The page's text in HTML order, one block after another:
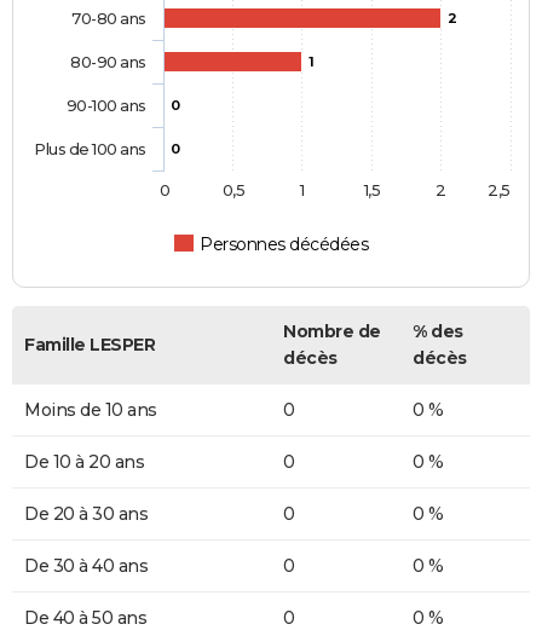
2
1
0
0
Personnes décédées
70-80 ans
80-90 ans
90-100 ans
Plus de 100 ans
0 0,5 1 1,5 2 2,5
Famille LESPER
Nombre de
décès
% des
décès
Moins de 10 ans 0 0 %
De 10 à 20 ans 0 0 %
De 20 à 30 ans 0 0 %
De 30 à 40 ans 0 0 %
De 40 à 50 ans 0 0 %